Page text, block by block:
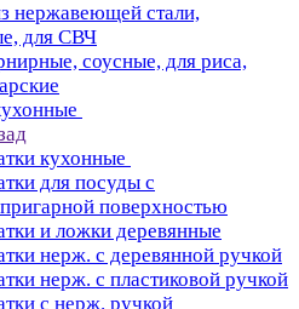
нержавеющей стали,
для СВЧ
соусные, для риса,
кухонные
для посуды с
поверхностью
и ложки деревянные
нерж. с деревянной ручкой
нерж. с пластиковой ручкой
с нерж. ручкой